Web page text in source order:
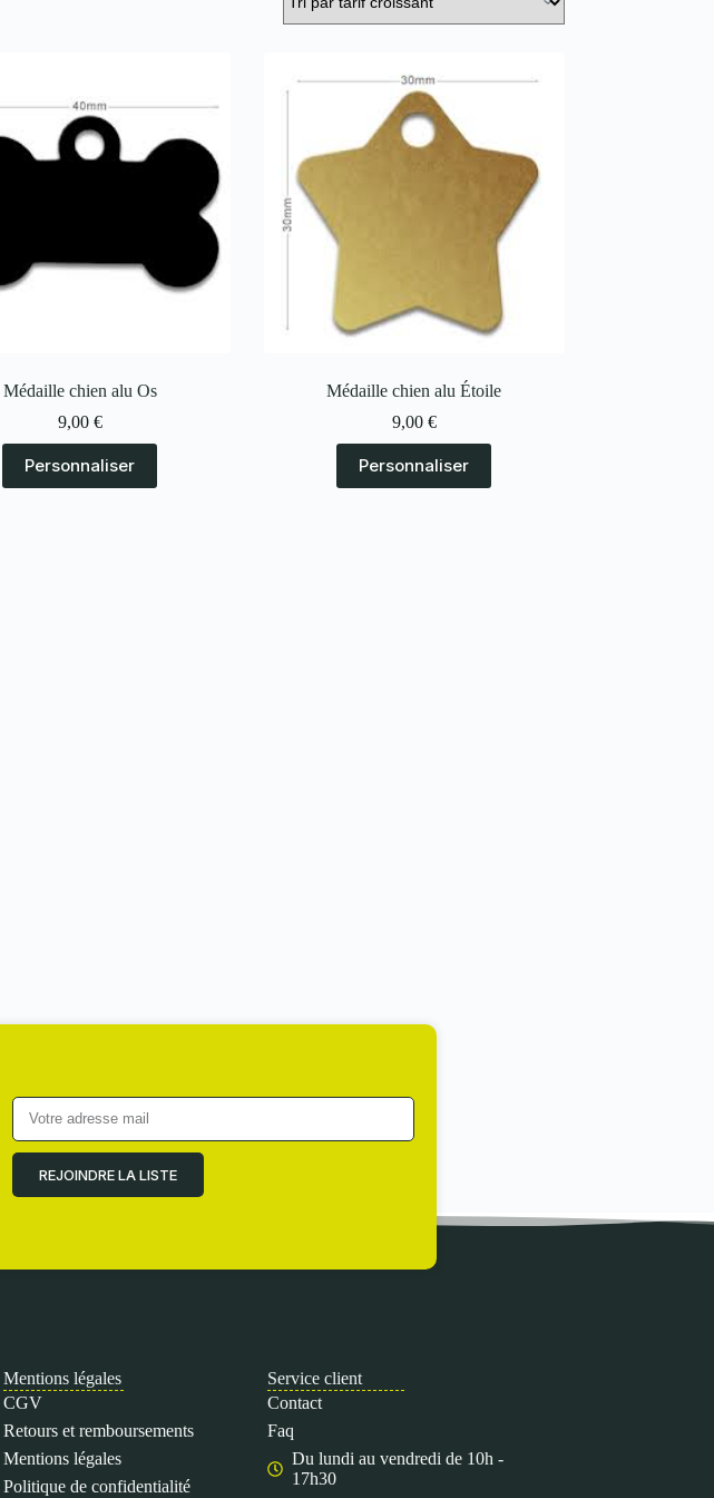
Médaille chien alu Os
9,00 €
Personnaliser
Médaille chien alu Étoile
9,00 €
Personnaliser
REJOINDRE LA LISTE
Mentions légales
CGV
Retours et remboursements
Mentions légales
Politique de confidentialité
Service client
Contact
Faq
Du lundi au vendredi de 10h -
17h30